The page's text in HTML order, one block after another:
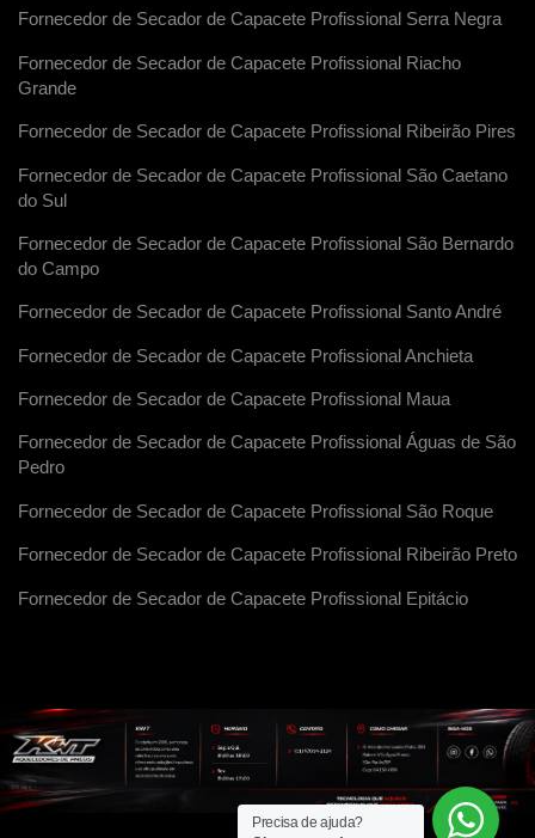
Fornecedor de Secador de Capacete Profissional Serra Negra
Fornecedor de Secador de Capacete Profissional Riacho
Grande
Fornecedor de Secador de Capacete Profissional Ribeirão Pires
Fornecedor de Secador de Capacete Profissional São Caetano
do Sul
Fornecedor de Secador de Capacete Profissional São Bernardo
do Campo
Fornecedor de Secador de Capacete Profissional Santo André
Fornecedor de Secador de Capacete Profissional Anchieta
Fornecedor de Secador de Capacete Profissional Maua
Fornecedor de Secador de Capacete Profissional Águas de São
Pedro
Fornecedor de Secador de Capacete Profissional São Roque
Fornecedor de Secador de Capacete Profissional Ribeirão Preto
Fornecedor de Secador de Capacete Profissional Epitácio
Precisa de ajuda?